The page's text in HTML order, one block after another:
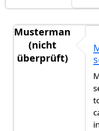
Musterman
(nicht
überprüft)
Has